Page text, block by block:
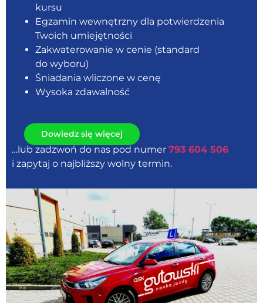
kursu
Egzamin wewnętrzny dla potwierdzenia
Twoich umiejętności
Zakwaterowanie w cenie (standard
do wyboru)
Śniadania wliczone w cenę
Wysoka zdawalność
Dowiedz się więcej
…lub zadzwoń do nas pod numer 793 604 506
i zapytaj o najbliższy wolny termin.